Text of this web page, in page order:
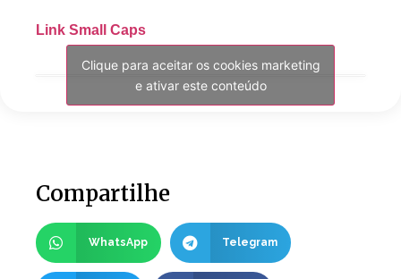
Link Small Caps
Clique para aceitar os cookies marketing
e ativar este conteúdo
Compartilhe
WhatsApp Telegram